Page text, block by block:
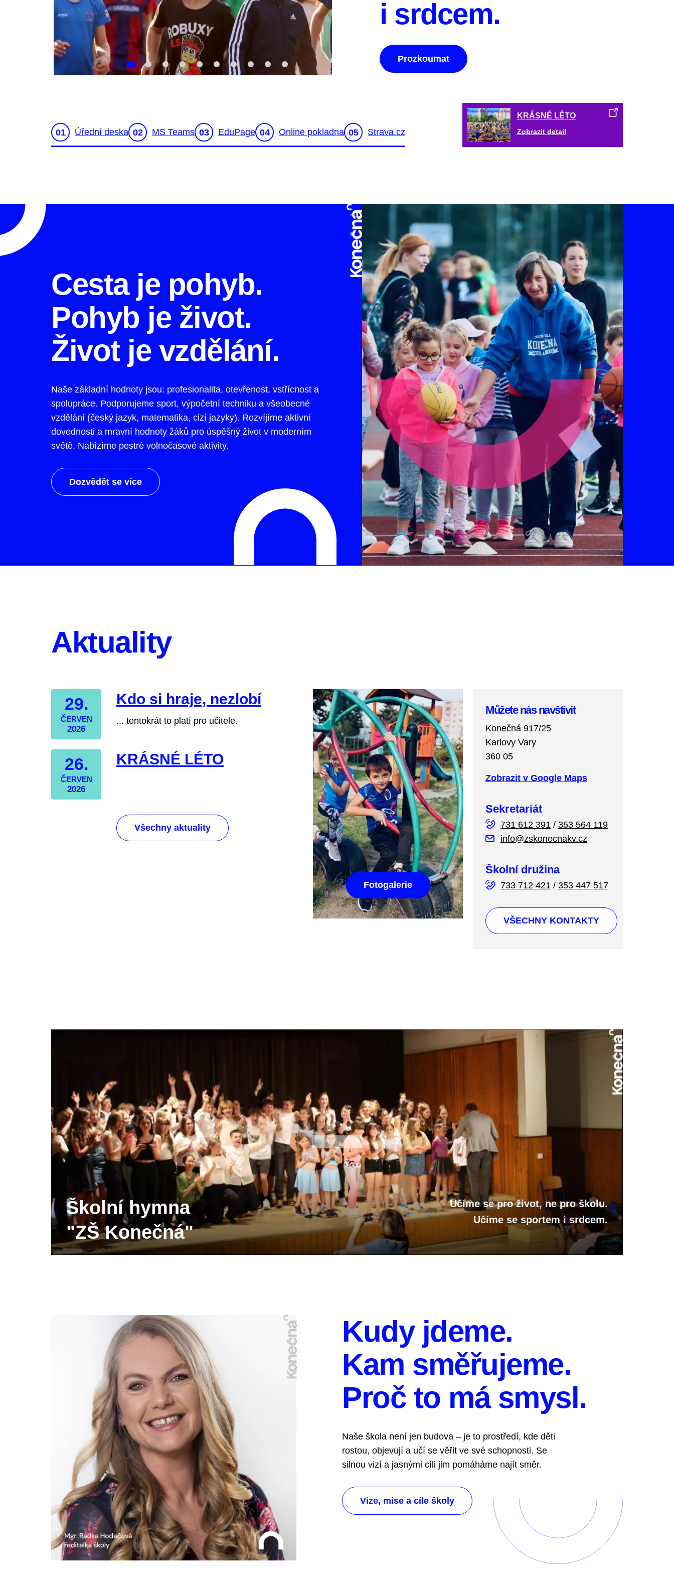
i srdcem.
Prozkoumat
Úřední deska MS Teams EduPage Online pokladna Strava.cz
KRÁSNÉ LÉTO
Zobrazit detail
Cesta je pohyb.
Pohyb je život.
Život je vzdělání.
Naše základní hodnoty jsou: profesionalita, otevřenost, vstřícnost a
spolupráce. Podporujeme sport, výpočetní techniku a všeobecné
vzdělání (český jazyk, matematika, cizí jazyky). Rozvíjíme aktivní
dovednosti a mravní hodnoty žáků pro úspěšný život v moderním
světě. Nabízíme pestré volnočasové aktivity.
Dozvědět se více
Aktuality
29.
ČERVEN
2026
Kdo si hraje, nezlobí
... tentokrát to platí pro učitele.
26.
ČERVEN
2026
KRÁSNÉ LÉTO
Všechny aktuality
Fotogalerie
Můžete nás navštívit
Konečná 917/25
Karlovy Vary
360 05
Zobrazit v Google Maps
Sekretariát
731 612 391 / 353 564 119
info@zskonecnakv.cz
Školní družina
733 712 421 / 353 447 517
VŠECHNY KONTAKTY
Školní hymna
"ZŠ Konečná"
Učíme se pro život, ne pro školu.
Učíme se sportem i srdcem.
Kudy jdeme.
Kam směřujeme.
Proč to má smysl.
Naše škola není jen budova – je to prostředí, kde děti
rostou, objevují a učí se věřit ve své schopnosti. Se
silnou vizí a jasnými cíli jim pomáháme najít směr.
Vize, mise a cíle školy